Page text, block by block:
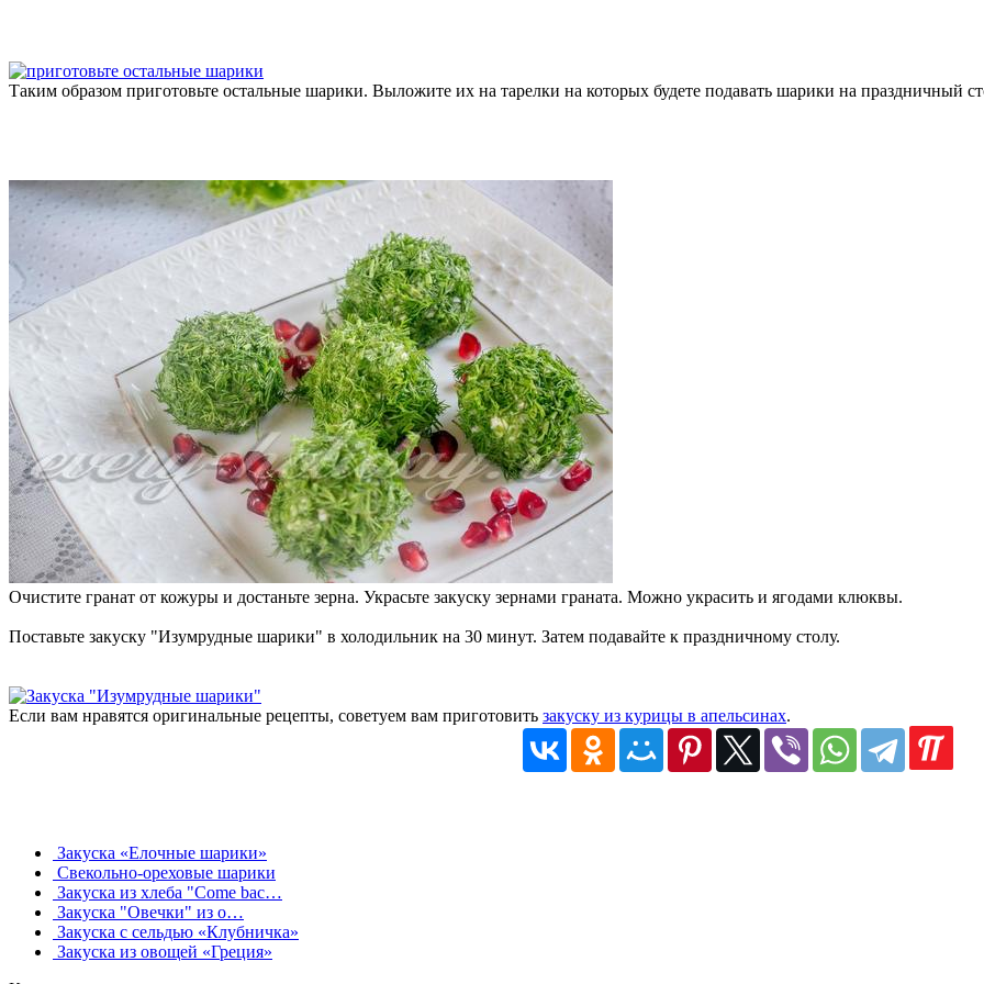
Таким образом приготовьте остальные шарики. Выложите их на тарелки на которых будете подавать шарики на праздничный
Очистите гранат от кожуры и достаньте зерна. Украсьте закуску зернами граната. Можно украсить и ягодами клюквы.
Поставьте закуску "Изумрудные шарики" в холодильник на 30 минут. Затем подавайте к праздничному столу.
Если вам нравятся оригинальные рецепты, советуем вам приготовить закуску из курицы в апельсинах.
Закуска «Елочные шарики»
Свекольно-ореховые шарики
Закуска из хлеба "Come bac…
Закуска "Овечки" из о…
Закуска с сельдью «Клубничка»
Закуска из овощей «Греция»